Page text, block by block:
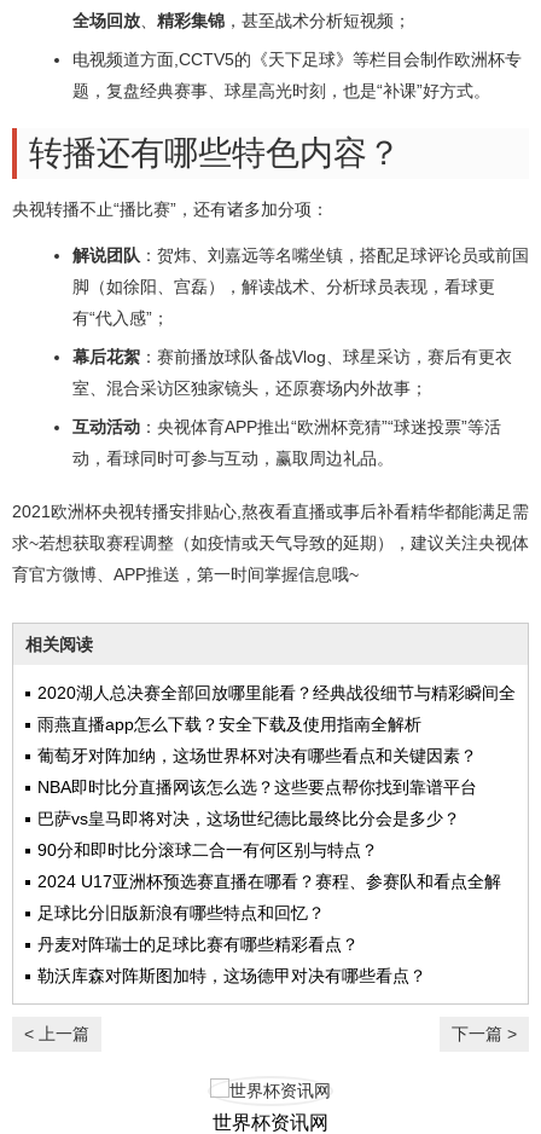
全场回放
精彩集锦 ，甚至战术分析短视频；
电视频道方面,CCTV5的《天下足球》等栏目会制作欧洲杯专
题，复盘经典赛事、球星高光时刻，也是“补课”好方式。
转播还有哪些特色内容？
央视转播不止“播比赛”，还有诸多加分项：
解说团队 ：贺炜、刘嘉远等名嘴坐镇，搭配足球评论员或前国
脚（如徐阳、宫磊），解读战术、分析球员表现，看球更
有“代入感”；
幕后花絮 ：赛前播放球队备战Vlog、球星采访，赛后有更衣
室、混合采访区独家镜头，还原赛场内外故事；
互动活动 ：央视体育APP推出“欧洲杯竞猜”“球迷投票”等活
动，看球同时可参与互动，赢取周边礼品。
2021欧洲杯央视转播安排贴心,熬夜看直播或事后补看精华都能满足需
求~若想获取赛程调整（如疫情或天气导致的延期），建议关注央视体
育官方微博、APP推送，第一时间掌握信息哦~
相关阅读
2020湖人总决赛全部回放哪里能看？经典战役细节与精彩瞬间全
解析
雨燕直播app怎么下载？安全下载及使用指南全解析
葡萄牙对阵加纳，这场世界杯对决有哪些看点和关键因素？
NBA即时比分直播网该怎么选？这些要点帮你找到靠谱平台
巴萨vs皇马即将对决，这场世纪德比最终比分会是多少？
90分和即时比分滚球二合一有何区别与特点？
2024 U17亚洲杯预选赛直播在哪看？赛程、参赛队和看点全解
析
足球比分旧版新浪有哪些特点和回忆？
丹麦对阵瑞士的足球比赛有哪些精彩看点？
勒沃库森对阵斯图加特，这场德甲对决有哪些看点？
< 上一篇 下一篇 >
世界杯资讯网